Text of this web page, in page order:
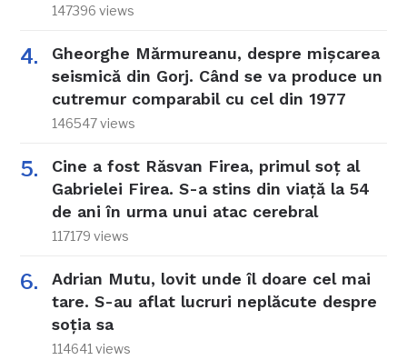
147396 views
Gheorghe Mărmureanu, despre mișcarea
seismică din Gorj. Când se va produce un
cutremur comparabil cu cel din 1977
146547 views
Cine a fost Răsvan Firea, primul soț al
Gabrielei Firea. S-a stins din viață la 54
de ani în urma unui atac cerebral
117179 views
Adrian Mutu, lovit unde îl doare cel mai
tare. S-au aflat lucruri neplăcute despre
soția sa
114641 views